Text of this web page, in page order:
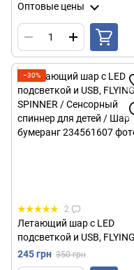
игрушка
Оптовые цены
−30%
2
Летающий шар с LED
подсветкой и USB, FLYING
SPINNER / Сенсорный
спиннер для детей / Шар
245 грн 350 грн